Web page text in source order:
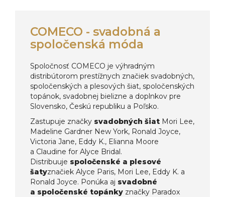
COMECO - svadobná a
spoločenská móda
Spoločnosť COMECO je výhradným
distribútorom prestížnych značiek svadobných,
spoločenských a plesových šiat, spoločenských
topánok, svadobnej bielizne a doplnkov pre
Slovensko, Českú republiku a Poľsko.
Zastupuje značky svadobných šiat Mori Lee,
Madeline Gardner New York, Ronald Joyce,
Victoria Jane, Eddy K., Elianna Moore
a Claudine for Alyce Bridal.
Distribuuje spoločenské a plesové
šatyznačiek Alyce Paris, Mori Lee, Eddy K. a
Ronald Joyce. Ponúka aj svadobné
a spoločenské topánky značky Paradox